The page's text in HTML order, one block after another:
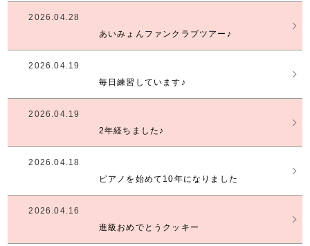
2026.04.28
あいみょんファンクラブツアー♪
2026.04.19
毎日練習しています♪
2026.04.19
2年経ちました♪
2026.04.18
ピアノを始めて10年になりました
2026.04.16
進級おめでとうクッキー